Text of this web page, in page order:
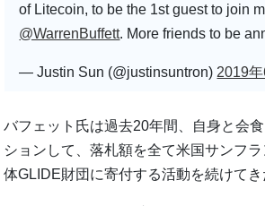
of Litecoin, to be the 1st guest to join
@WarrenBuffett. More friends to be
— Justin Sun (@justinsuntron) 2019
バフェット氏は過去20年間、自身と会
ションして、落札額を全て米国サンフ
体GLIDE財団に寄付する活動を続けてき